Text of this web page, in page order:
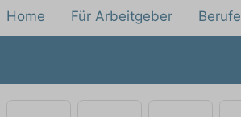
Home Für Arbeitgeber Berufe